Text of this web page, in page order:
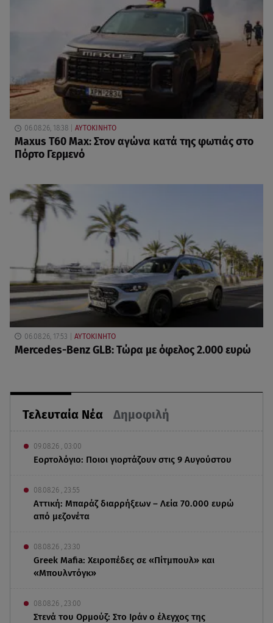
Τελευταία Νέα Δημοφιλή
09.08.26 , 03:00
Εορτολόγιο: Ποιοι γιορτάζουν στις 9 Αυγούστου
08.08.26 , 23:55
Αττική: Μπαράζ διαρρήξεων – Λεία 70.000 ευρώ
από μεζονέτα
08.08.26 , 23:30
Greek Mafia: Χειροπέδες σε «Πίτμπουλ» και
«Μπουλντόγκ»
08.08.26 , 23:00
Στενά του Ορμούζ: Στο Ιράν ο έλεγχος της
06.08.26, 18:38 ΑΥΤΟΚΙΝΗΤΟ
Maxus T60 Max: Στον αγώνα κατά της φωτιάς στο
Πόρτο Γερμενό
06.08.26, 17:53 ΑΥΤΟΚΙΝΗΤΟ
Mercedes-Benz GLB: Τώρα με όφελος 2.000 ευρώ